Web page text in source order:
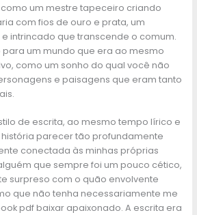
um mestre tapeceiro criando
com fios de ouro e prata, um
intrincado que transcende o comum.
um mundo que era ao mesmo
como um sonho do qual você não
e paisagens que eram tanto
de escrita, ao mesmo tempo lírico e
parecer tão profundamente
conectada às minhas próprias
que sempre foi um pouco cético,
surpreso com o quão envolvente
que não tenha necessariamente me
pdf baixar apaixonado. A escrita era